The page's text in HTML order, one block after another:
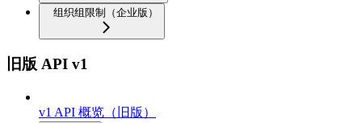
组织组限制（企业版）
旧版 API v1
v1 API 概览（旧版）